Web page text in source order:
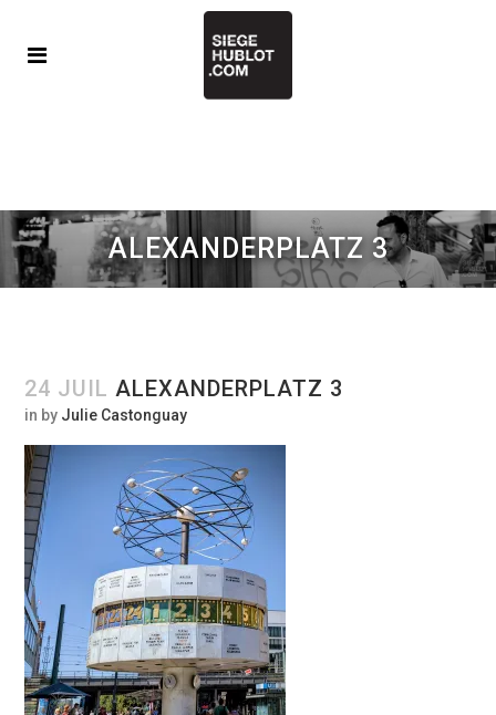
ALEXANDERPLATZ 3
24 JUIL ALEXANDERPLATZ 3
in by Julie Castonguay